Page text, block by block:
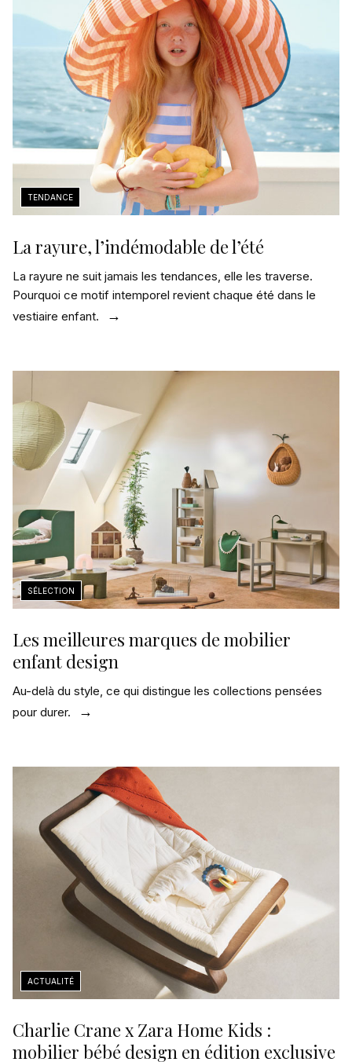
La rayure, l’indémodable de l’été
La rayure ne suit jamais les tendances, elle les traverse.
Pourquoi ce motif intemporel revient chaque été dans le
vestiaire enfant.
Les meilleures marques de mobilier
enfant design
Au-delà du style, ce qui distingue les collections pensées
pour durer.
Charlie Crane x Zara Home Kids :
mobilier bébé design en édition exclusive